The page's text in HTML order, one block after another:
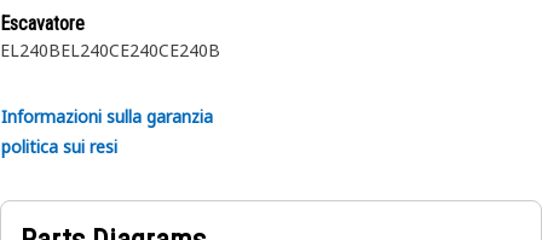
Escavatore
EL240BEL240CE240CE240B
Informazioni sulla garanzia
politica sui resi